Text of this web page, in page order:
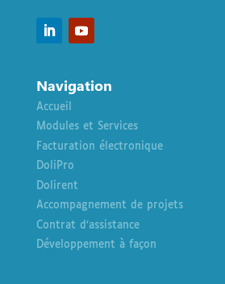
Navigation
Accueil
Modules et Services
Facturation électronique
DoliPro
Dolirent
Accompagnement de projets
Contrat d’assistance
Développement à façon